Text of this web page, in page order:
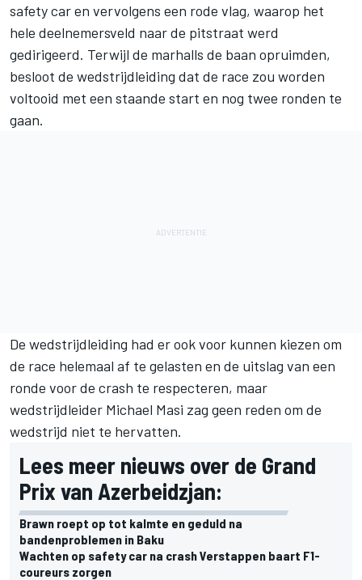
safety car en vervolgens een rode vlag, waarop het
hele deelnemersveld naar de pitstraat werd
gedirigeerd. Terwijl de marhalls de baan opruimden,
besloot de wedstrijdleiding dat de race zou worden
voltooid met een staande start en nog twee ronden te
gaan.
De wedstrijdleiding had er ook voor kunnen kiezen om
de race helemaal af te gelasten en de uitslag van een
ronde voor de crash te respecteren, maar
wedstrijdleider Michael Masi zag geen reden om de
wedstrijd niet te hervatten.
Lees meer nieuws over de Grand
Prix van Azerbeidzjan:
Brawn roept op tot kalmte en geduld na
bandenproblemen in Baku
Wachten op safety car na crash Verstappen baart F1-
coureurs zorgen